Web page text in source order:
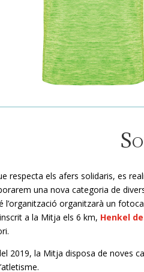
respecta els afers solidaris, es
una nova categoria de
l’organització organitzarà un
a la Mitja els 6 km, Henkel
2019, la Mitja disposa de noves